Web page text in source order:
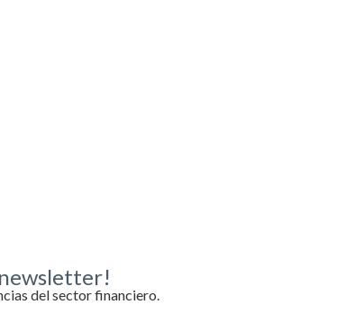
del sector financiero.